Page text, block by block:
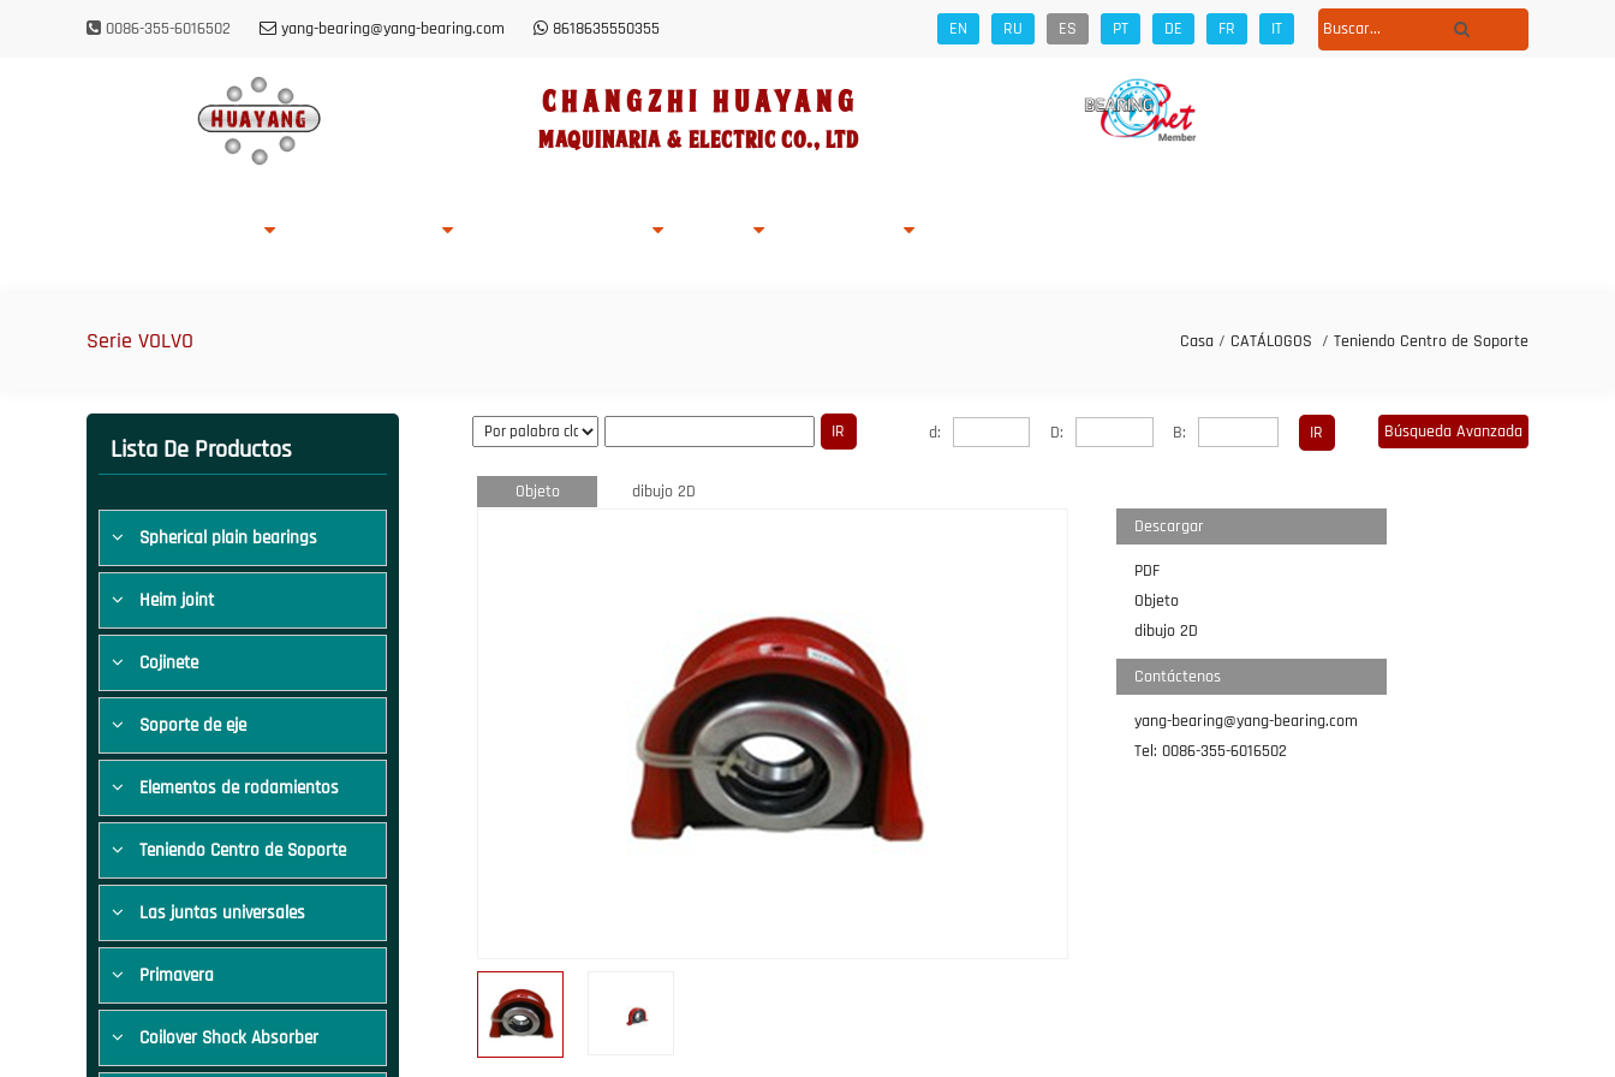
0086-355-6016502 yang-bearing@yang-bearing.com 8618635550355 EN RU ES PT DE FR IT
Changzhi HUAYANG
Maquinaria & Electric Co., Ltd
Serie VOLVO Casa / CATÁLOGOS / Teniendo Centro de Soporte
Lista De Productos
Spherical plain bearings
Heim joint
Cojinete
Soporte de eje
Elementos de rodamientos
Teniendo Centro de Soporte
Las juntas universales
Primavera
Coilover Shock Absorber
d: D: B: Búsqueda Avanzada
Objeto
dibujo 2D
Descargar
PDF
Objeto
dibujo 2D
Contáctenos
yang-bearing@yang-bearing.com
Tel: 0086-355-6016502